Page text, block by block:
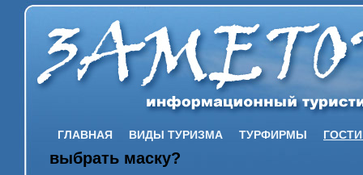
ГЛАВНАЯ ВИДЫ ТУРИЗМА ТУРФИРМЫ
выбрать маску?